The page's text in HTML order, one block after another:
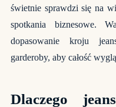
świetnie sprawdzi się na
spotkania biznesowe.
dopasowanie kroju
garderoby, aby całość
Dlaczego